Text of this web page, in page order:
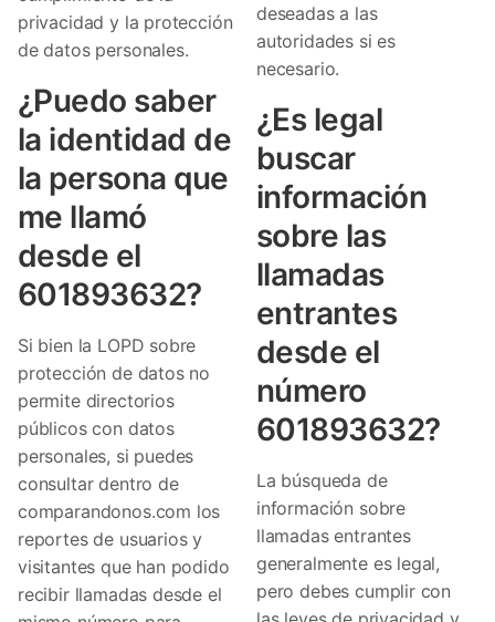
privacidad y la protección
de datos personales.
¿Puedo saber
la identidad de
la persona que
me llamó
desde el
601893632?
Si bien la LOPD sobre
protección de datos no
permite directorios
públicos con datos
personales, si puedes
consultar dentro de
comparandonos.com los
reportes de usuarios y
visitantes que han podido
recibir llamadas desde el
deseadas a las
autoridades si es
necesario.
¿Es legal
buscar
información
sobre las
llamadas
entrantes
desde el
número
601893632?
La búsqueda de
información sobre
llamadas entrantes
generalmente es legal,
pero debes cumplir con